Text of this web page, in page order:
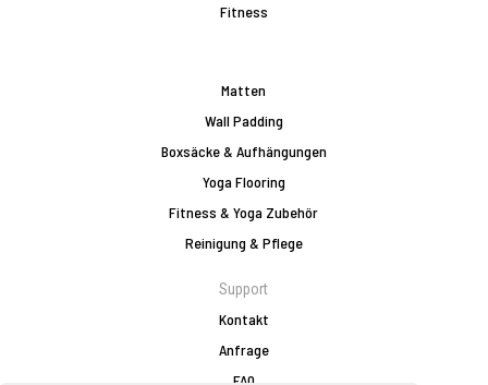
Fitness
Matten
Wall Padding
Boxsäcke & Aufhängungen
Yoga Flooring
Fitness & Yoga Zubehör
Reinigung & Pflege
Support
Kontakt
Anfrage
FAQ